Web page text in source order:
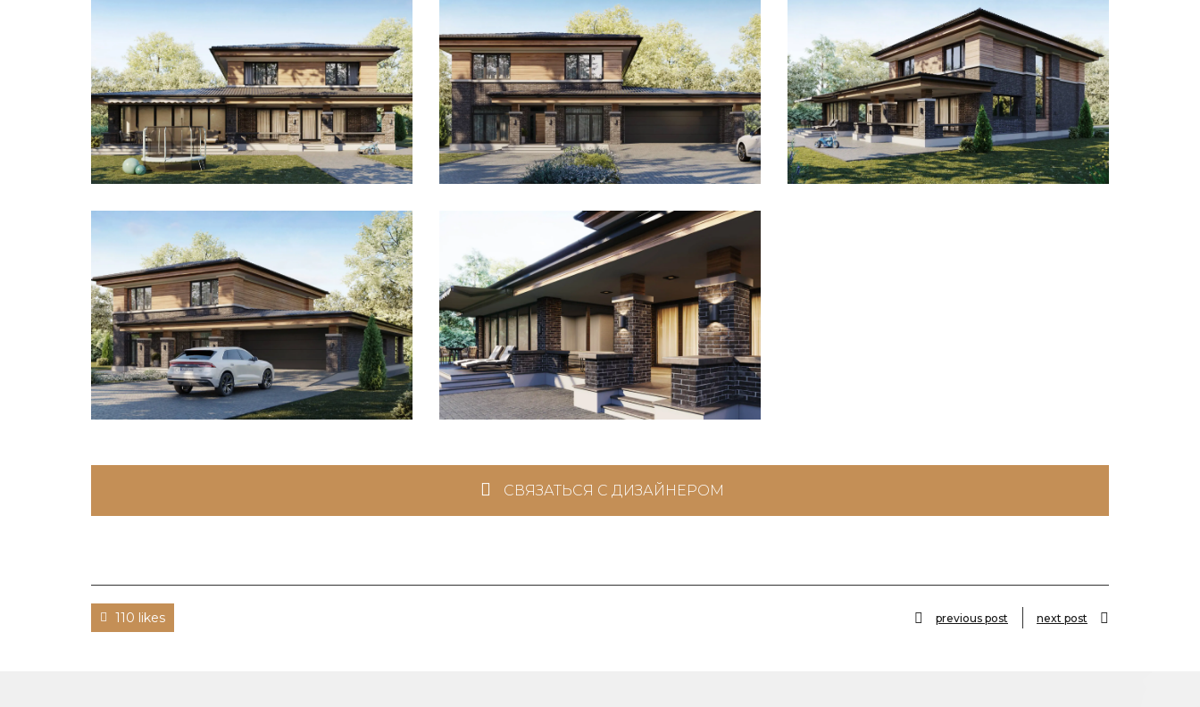
СВЯЗАТЬСЯ С ДИЗАЙНЕРОМ
110 likes previous post next post